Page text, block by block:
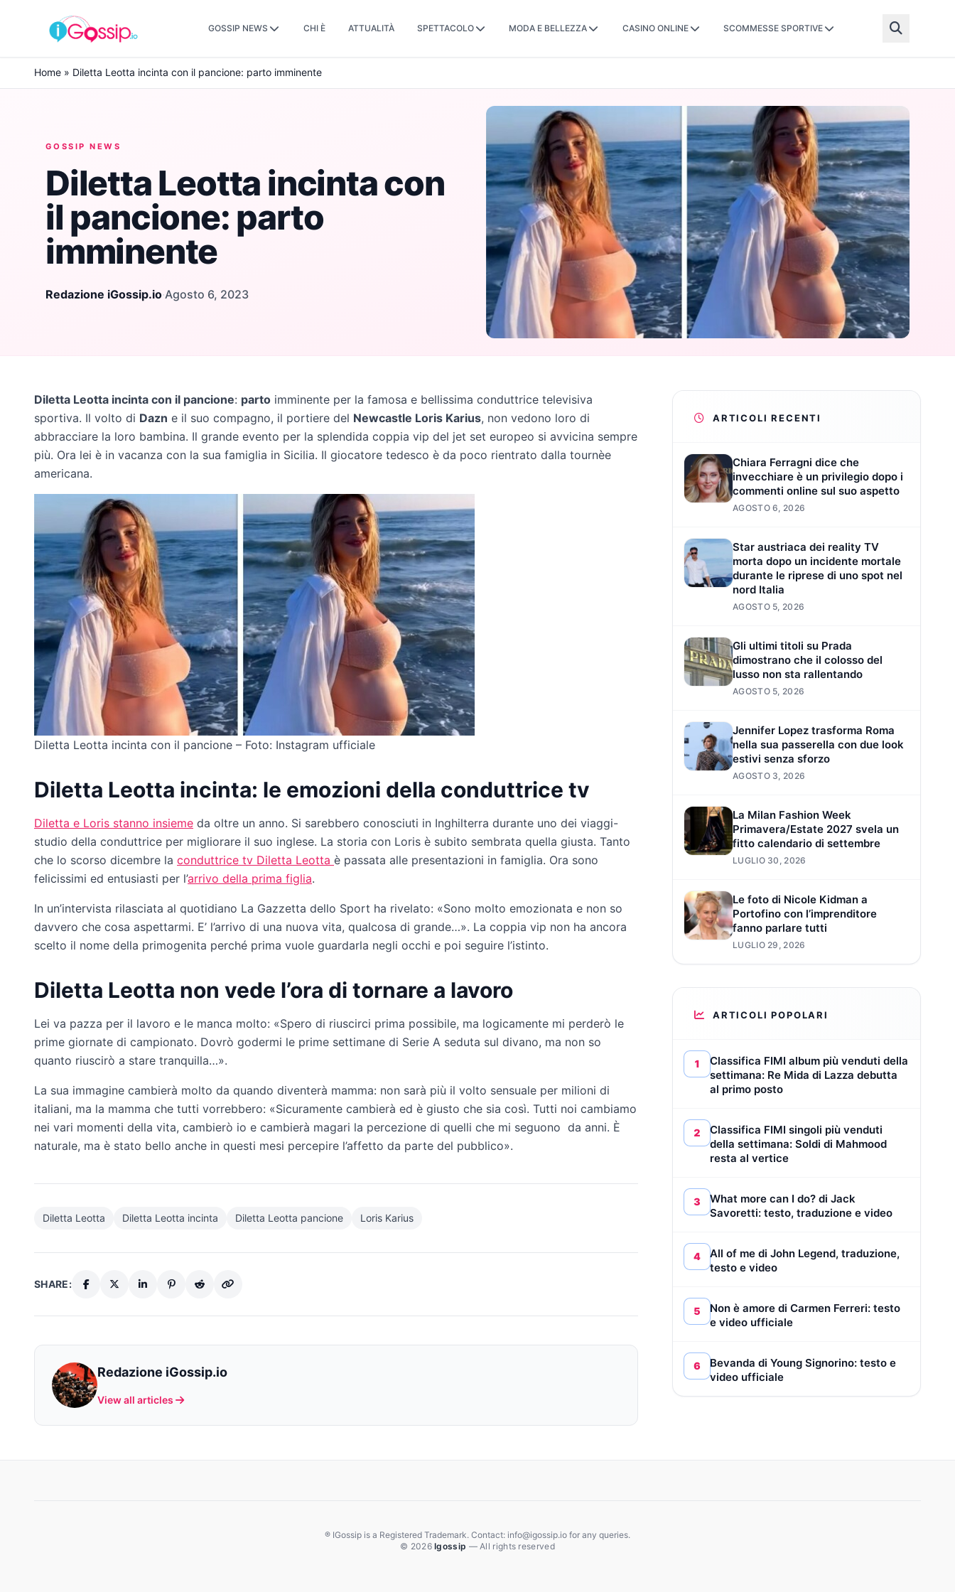
Skip to content
GOSSIP NEWS CHI È ATTUALITÀ SPETTACOLO MODA E BELLEZZA CASINO ONLINE SCOMMESSE SPORTIVE
Home » Diletta Leotta incinta con il pancione: parto imminente
GOSSIP NEWS
Diletta Leotta incinta con
il pancione: parto
imminente
Redazione iGossip.io·Agosto 6, 2023
Diletta Leotta incinta con il pancione: parto imminente per la famosa e bellissima conduttrice televisiva
sportiva. Il volto di Dazn e il suo compagno, il portiere del Newcastle Loris Karius, non vedono loro di
abbracciare la loro bambina. Il grande evento per la splendida coppia vip del jet set europeo si avvicina sempre
più. Ora lei è in vacanza con la sua famiglia in Sicilia. Il giocatore tedesco è da poco rientrato dalla tournèe
americana.
Diletta Leotta incinta con il pancione – Foto: Instagram ufficiale
Diletta Leotta incinta: le emozioni della conduttrice tv
Diletta e Loris stanno insieme da oltre un anno. Si sarebbero conosciuti in Inghilterra durante uno dei viaggi-
studio della conduttrice per migliorare il suo inglese. La storia con Loris è subito sembrata quella giusta. Tanto
che lo scorso dicembre la conduttrice tv Diletta Leotta è passata alle presentazioni in famiglia. Ora sono
felicissimi ed entusiasti per l’arrivo della prima figlia.
In un’intervista rilasciata al quotidiano La Gazzetta dello Sport ha rivelato: «Sono molto emozionata e non so
davvero che cosa aspettarmi. E’ l’arrivo di una nuova vita, qualcosa di grande…». La coppia vip non ha ancora
scelto il nome della primogenita perché prima vuole guardarla negli occhi e poi seguire l’istinto.
Diletta Leotta non vede l’ora di tornare a lavoro
Lei va pazza per il lavoro e le manca molto: «Spero di riuscirci prima possibile, ma logicamente mi perderò le
prime giornate di campionato. Dovrò godermi le prime settimane di Serie A seduta sul divano, ma non so
quanto riuscirò a stare tranquilla…».
La sua immagine cambierà molto da quando diventerà mamma: non sarà più il volto sensuale per milioni di
italiani, ma la mamma che tutti vorrebbero: «Sicuramente cambierà ed è giusto che sia così. Tutti noi cambiamo
nei vari momenti della vita, cambierò io e cambierà magari la percezione di quelli che mi seguono da anni. È
naturale, ma è stato bello anche in questi mesi percepire l’affetto da parte del pubblico».
Diletta Leotta Diletta Leotta incinta Diletta Leotta pancione Loris Karius
SHARE:
Redazione iGossip.io
View all articles
ARTICOLI RECENTI
Chiara Ferragni dice che
invecchiare è un privilegio dopo i
commenti online sul suo aspetto
AGOSTO 6, 2026
Star austriaca dei reality TV
morta dopo un incidente mortale
durante le riprese di uno spot nel
nord Italia
AGOSTO 5, 2026
Gli ultimi titoli su Prada
dimostrano che il colosso del
lusso non sta rallentando
AGOSTO 5, 2026
Jennifer Lopez trasforma Roma
nella sua passerella con due look
estivi senza sforzo
AGOSTO 3, 2026
La Milan Fashion Week
Primavera/Estate 2027 svela un
fitto calendario di settembre
LUGLIO 30, 2026
Le foto di Nicole Kidman a
Portofino con l’imprenditore
fanno parlare tutti
LUGLIO 29, 2026
ARTICOLI POPOLARI
1
Classifica FIMI album più venduti della
settimana: Re Mida di Lazza debutta
al primo posto
2
Classifica FIMI singoli più venduti
della settimana: Soldi di Mahmood
resta al vertice
3
What more can I do? di Jack
Savoretti: testo, traduzione e video
4
All of me di John Legend, traduzione,
testo e video
5
Non è amore di Carmen Ferreri: testo
e video ufficiale
6
Bevanda di Young Signorino: testo e
video ufficiale
® IGossip is a Registered Trademark. Contact: info@igossip.io for any queries.
© 2026Igossip — All rights reserved